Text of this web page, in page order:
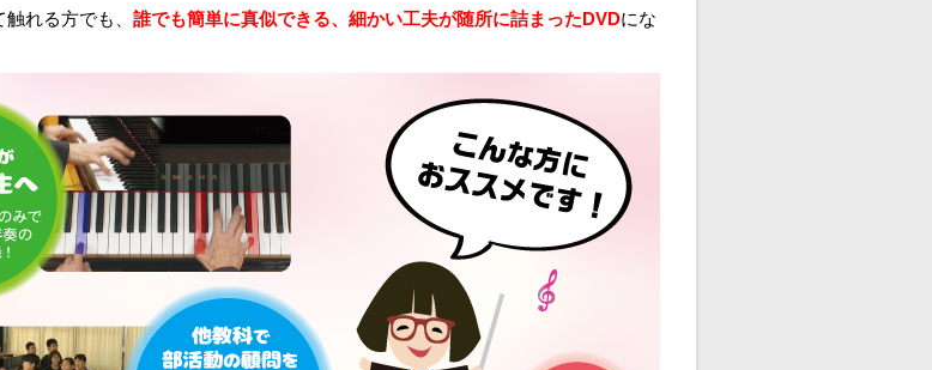
れる方でも、 誰でも簡単に真似できる、細かい工夫が随所に詰まったDVDにな